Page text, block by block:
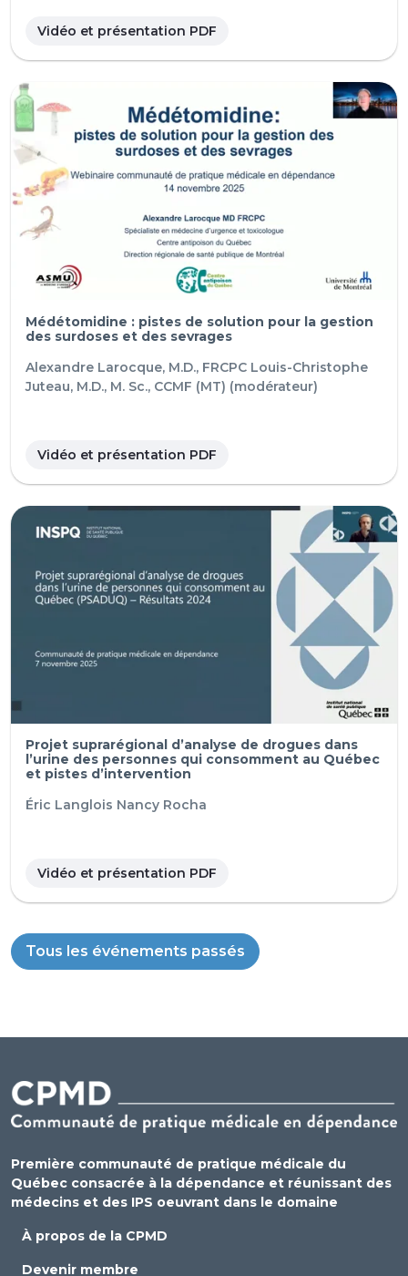
Vidéo et présentation PDF
Médétomidine : pistes de solution pour la gestion
des surdoses et des sevrages
Alexandre Larocque, M.D., FRCPC Louis-Christophe
Juteau, M.D., M. Sc., CCMF (MT) (modérateur)
Vidéo et présentation PDF
Projet suprarégional d’analyse de drogues dans
l’urine des personnes qui consomment au Québec
et pistes d’intervention
Éric Langlois Nancy Rocha
Vidéo et présentation PDF
Tous les événements passés
Première communauté de pratique médicale du
Québec consacrée à la dépendance et réunissant des
médecins et des IPS oeuvrant dans le domaine
À propos de la CPMD
Devenir membre